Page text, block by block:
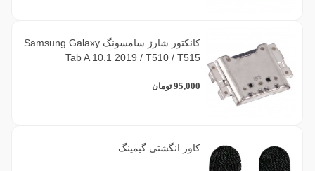
قرمز
مشکی 7
یاسی 1
کانکتور شارژ سامسونگ Samsung Galaxy
Tab A 10.1 2019 / T510 / T515
95,000 تومان
کاور انگشتی گیمینگ